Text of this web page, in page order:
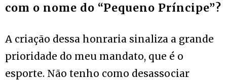
com o nome do “Pequeno Príncipe”?
A criação dessa honraria sinaliza a grande
prioridade do meu mandato, que é o
esporte. Não tenho como desassociar